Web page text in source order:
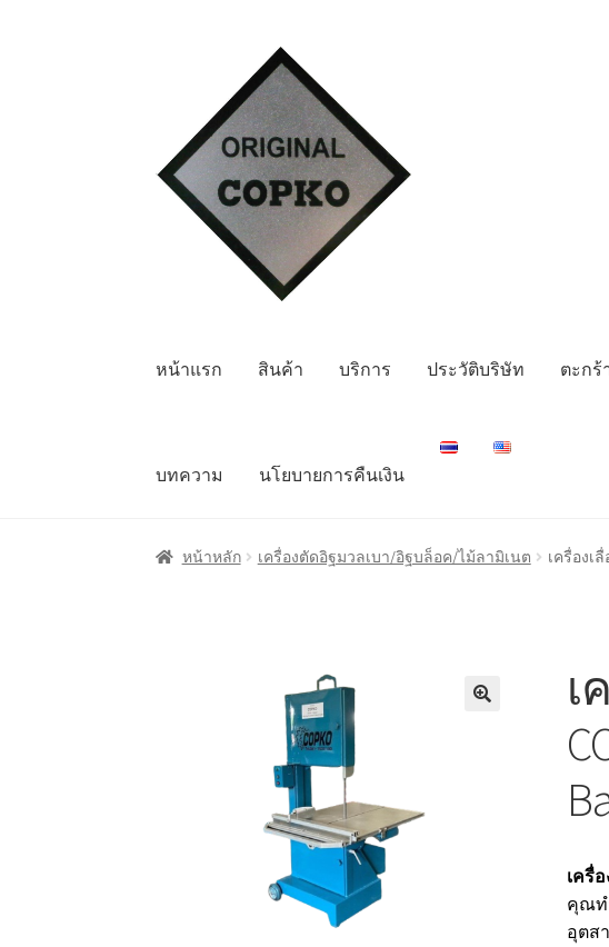
navigation
content
หน้าแรก สินค้า บริการ ประวัติบริษัท ตะกร้
บทความ นโยบายการคืนเงิน
หน้าแรก Cart My account ชำระเงิน ตะกร้าสินค้า ติดต่อเรา น
หน้าหลัก เครื่องตัดอิฐมวลเบา/อิฐบล็อค/ไม้ลามิเนต เครื่องเ
เ
เครื่
คุณท
อุตส